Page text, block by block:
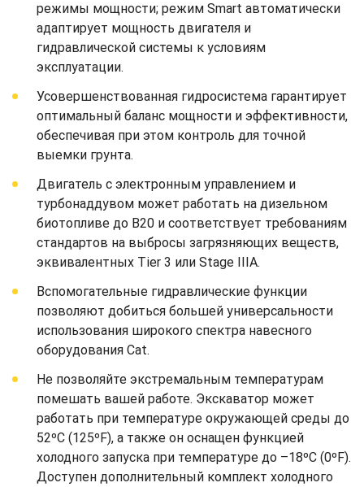
режимы мощности; режим Smart автоматически
адаптирует мощность двигателя и
гидравлической системы к условиям
эксплуатации.
Усовершенствованная гидросистема гарантирует
оптимальный баланс мощности и эффективности,
обеспечивая при этом контроль для точной
выемки грунта.
Двигатель с электронным управлением и
турбонаддувом может работать на дизельном
биотопливе до B20 и соответствует требованиям
стандартов на выбросы загрязняющих веществ,
эквивалентных Tier 3 или Stage IIIA.
Вспомогательные гидравлические функции
позволяют добиться большей универсальности
использования широкого спектра навесного
оборудования Cat.
Не позволяйте экстремальным температурам
помешать вашей работе. Экскаватор может
работать при температуре окружающей среды до
52ºC (125ºF), а также он оснащен функцией
холодного запуска при температуре до –18ºC (0ºF).
Доступен дополнительный комплект холодного